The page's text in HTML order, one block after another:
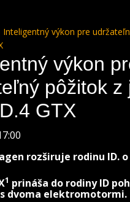
Inteligentný výkon pre
výkon
pôžitok z
GTX
rozširuje rodinu ID.
1 prináša do rodiny ID
dvoma elektromotormi.